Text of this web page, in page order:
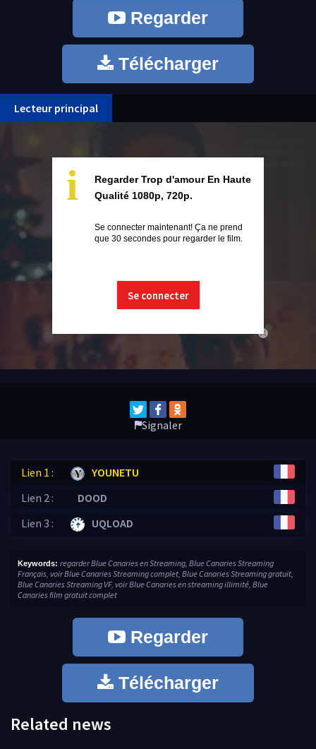
Regarder
Télécharger
Lecteur principal
close
i
Regarder Trop d'amour En Haute
Qualité 1080p, 720p.
Se connecter maintenant! Ça ne prend
que 30 secondes pour regarder le film.
Se connecter
Signaler
Lien 1 :
YOUNETU
Lien 2 :
DOOD
Lien 3 :
UQLOAD
Keywords: regarder Blue Canaries en Streaming, Blue Canaries Streaming
Français, voir Blue Canaries Streaming complet, Blue Canaries Streaming gratuit,
Blue Canaries Streaming VF, voir Blue Canaries en streaming illimité, Blue
Canaries film gratuit complet
Regarder
Télécharger
Related news